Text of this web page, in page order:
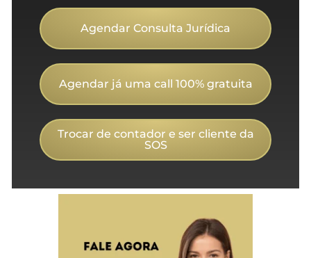
Agendar Consulta Jurídica
Agendar já uma call 100% gratuita
Trocar de contador e ser cliente da
SOS